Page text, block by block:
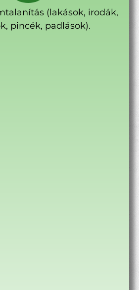
(lakások, irodák,
pincék, padlások).